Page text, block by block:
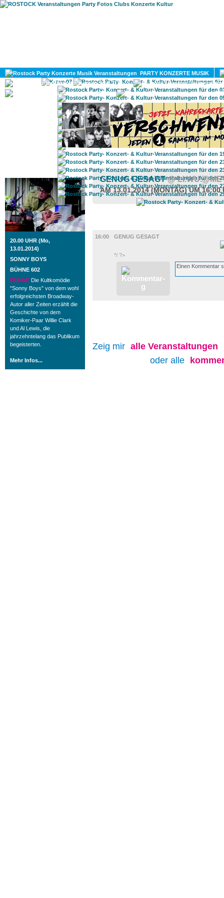
PARTY KONZERTE MUSIK
KULTUR
GAY
ROSTOCK TAGESTIPP
20.00 UHR (Mo,
13.01.2014)
SONNY BOYS
BÜHNE 602
BÜHNE Die Kultkomödie
"Sonny Boys" von dem wohl
erfolgreichsten Broadway-
Autor aller Zeiten erzählt die
Geschichte von dem
Komiker-Paar Willie Clark
und Al Lewis, die
jahrzehntelang das Publikum
begeisterten.
Mehr Infos...
GENUG GESAGT@
AM 13.01.2014 (MONTAG) UM 16:00
16:00
GENUG GESAGT
*/ ?>
Zeig mir alle Veranstaltungen
oder alle